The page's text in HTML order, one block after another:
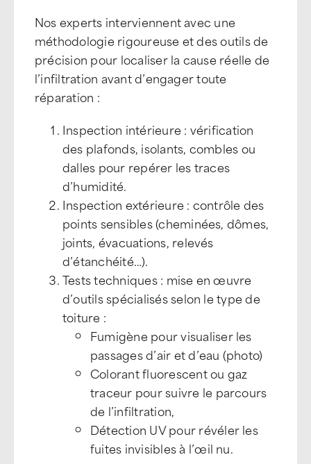
Nos experts interviennent avec une
méthodologie rigoureuse et des outils de
précision pour localiser la cause réelle de
l’infiltration avant d’engager toute
réparation :
Inspection intérieure : vérification
des plafonds, isolants, combles ou
dalles pour repérer les traces
d’humidité.
Inspection extérieure : contrôle des
points sensibles (cheminées, dômes,
joints, évacuations, relevés
d’étanchéité…).
Tests techniques : mise en œuvre
d’outils spécialisés selon le type de
toiture :
Fumigène pour visualiser les
passages d’air et d’eau (photo)
Colorant fluorescent ou gaz
traceur pour suivre le parcours
de l’infiltration,
Détection UV pour révéler les
fuites invisibles à l’œil nu.